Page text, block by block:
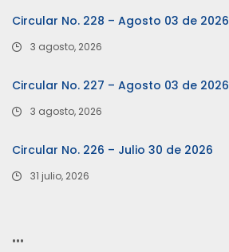
Circular No. 228 – Agosto 03 de 2026
3 agosto, 2026
Circular No. 227 – Agosto 03 de 2026
3 agosto, 2026
Circular No. 226 – Julio 30 de 2026
31 julio, 2026
…